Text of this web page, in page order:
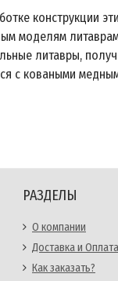
конструкции
моделям
литавры,
с коваными
РАЗДЕЛЫ
О компании
Доставка и Оплата
Как заказать?